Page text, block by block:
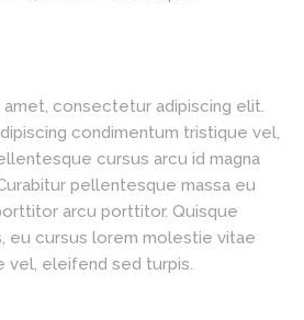
consectetur adipiscing elit.
condimentum tristique vel,
cursus arcu id magna
pellentesque massa eu
arcu porttitor. Quisque
eu cursus lorem molestie vitae
vel, eleifend sed turpis.